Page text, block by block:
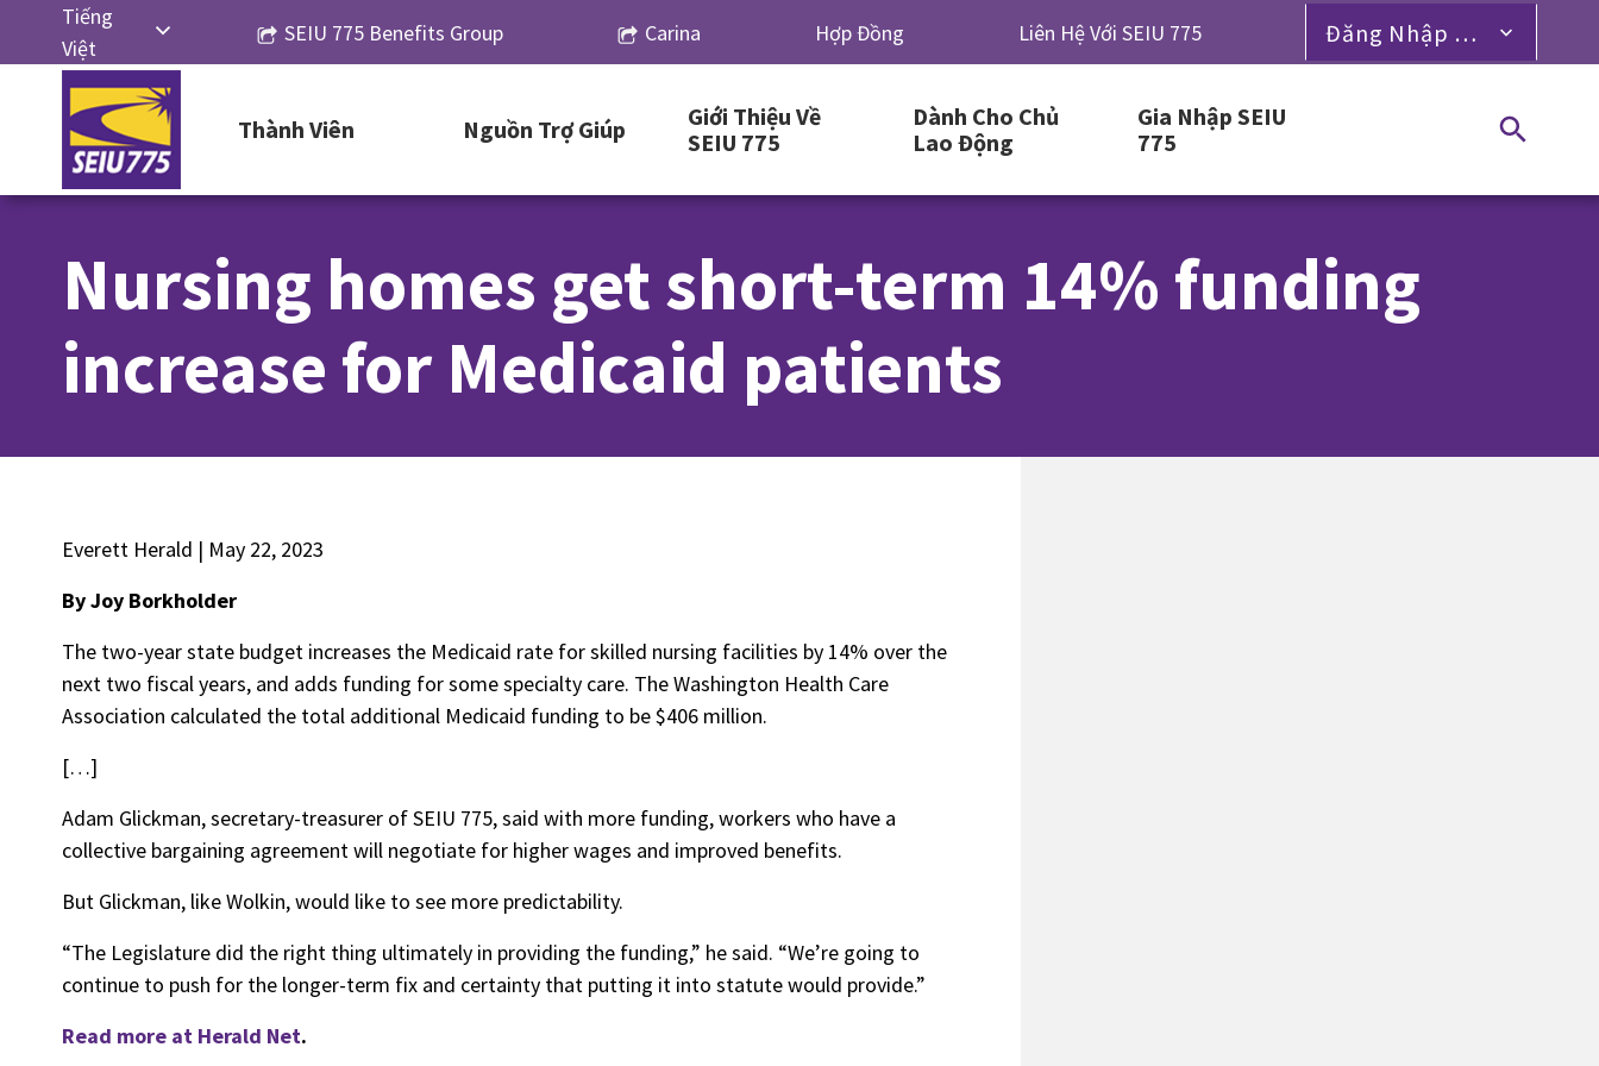
content
Tiếng
Việt
English
Русский
Español
文
한국어
SEIU 775 Benefits Group Carina Hợp Đồng Liên Hệ Với SEIU 775 Đăng Nhập Dành Cho Thành Viên
Thành Viên Nguồn Trợ Giúp
Giới Thiệu Về
SEIU 775
Dành Cho Chủ
Lao Động
Gia Nhập SEIU
775
Nursing homes get short-term 14% funding
increase for Medicaid patients
Everett Herald | May 22, 2023
By Joy Borkholder
The two-year state budget increases the Medicaid rate for skilled nursing facilities by 14% over the
next two fiscal years, and adds funding for some specialty care. The Washington Health Care
Association calculated the total additional Medicaid funding to be $406 million.
[…]
Adam Glickman, secretary-treasurer of SEIU 775, said with more funding, workers who have a
collective bargaining agreement will negotiate for higher wages and improved benefits.
But Glickman, like Wolkin, would like to see more predictability.
“The Legislature did the right thing ultimately in providing the funding,” he said. “We’re going to
continue to push for the longer-term fix and certainty that putting it into statute would provide.”
Read more at Herald Net.